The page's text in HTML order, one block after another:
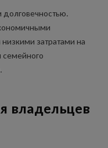
долговечностью.
затратами на
владельцев